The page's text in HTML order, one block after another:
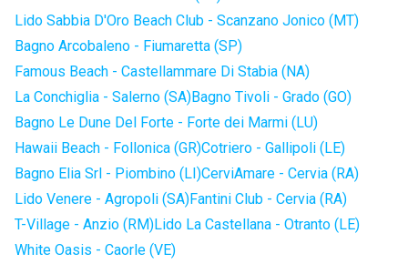
Lido Sabbia D'Oro Beach Club - Scanzano Jonico (MT)
Bagno Arcobaleno - Fiumaretta (SP)
Famous Beach - Castellammare Di Stabia (NA)
La Conchiglia - Salerno (SA)Bagno Tivoli - Grado (GO)
Bagno Le Dune Del Forte - Forte dei Marmi (LU)
Hawaii Beach - Follonica (GR)Cotriero - Gallipoli (LE)
Bagno Elia Srl - Piombino (LI)CerviAmare - Cervia (RA)
Lido Venere - Agropoli (SA)Fantini Club - Cervia (RA)
T-Village - Anzio (RM)Lido La Castellana - Otranto (LE)
White Oasis - Caorle (VE)